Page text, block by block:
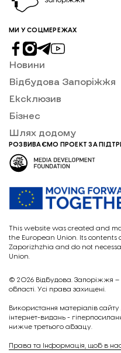
МИ У СОЦМЕРЕЖАХ
Новини
Відбудова Запоріжжя
Ексклюзив
Бізнес
Шлях додому
РОЗВИВАЄМО ПРОЕКТ ЗА
This website was created and
the European Union. Its
Zaporizhzhia and do not
Union.
© 2026 Відбудова. Запоріжжя
області. Усі права захищені.
Викориcтання матеріалів
інтернет-видань -
нижче третього абзацу.
Права та Інформація, щоб в